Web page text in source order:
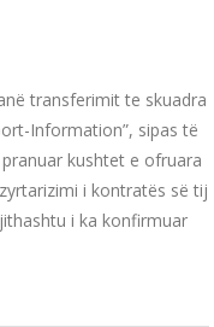
transferimit te skuadra
Information”, sipas të
kushtet e ofruara
i kontratës së tij
i ka konfirmuar